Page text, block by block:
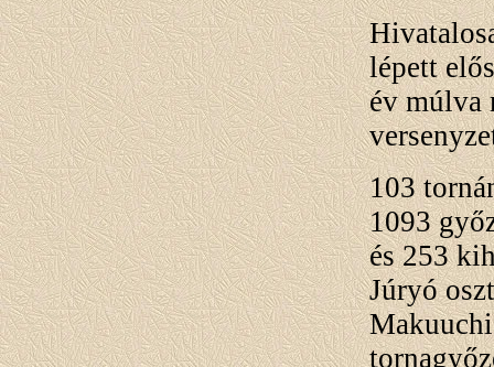
lépett
év múlva
103
1093
és 253
Júryó